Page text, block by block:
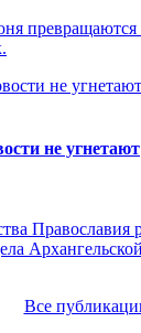
не угнетают
Православия
Все